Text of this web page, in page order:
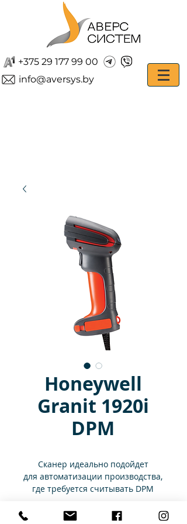
+375 29 177 99 00
info@aversys.by
Honeywell
Granit 1920i
DPM
Сканер идеально подойдет
для автоматизации производства,
где требуется считывать DPM
промышленность,